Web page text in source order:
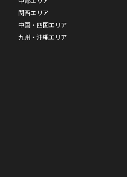
関西エリア
中国・四国エリア
九州・沖縄エリア